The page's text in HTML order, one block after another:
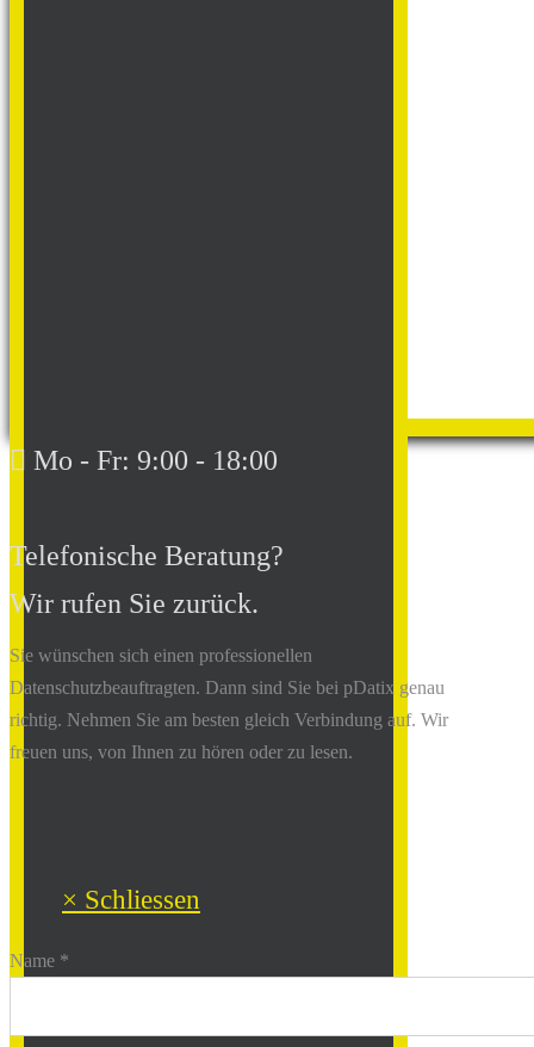
Mo - Fr: 9:00 - 18:00
Telefonische Beratung?
Wir rufen Sie zurück.
Sie wünschen sich einen professionellen
Datenschutzbeauftragten. Dann sind Sie bei pDatix genau
richtig. Nehmen Sie am besten gleich Verbindung auf. Wir
freuen uns, von Ihnen zu hören oder zu lesen.
× Schliessen
Name *